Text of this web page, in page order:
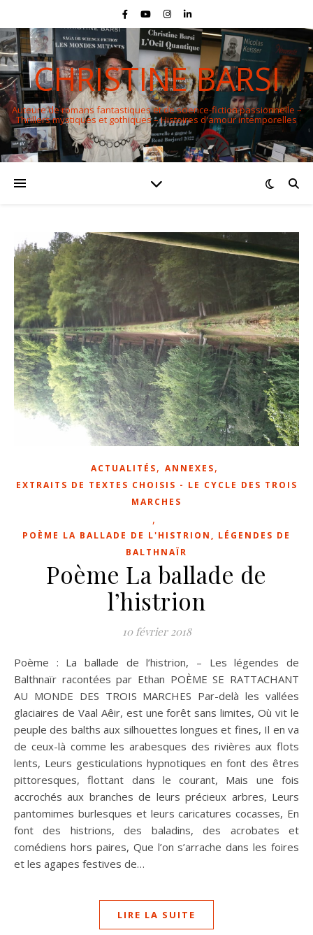
CHRISTINE BARSI
Auteure de romans fantastiques et de science-fiction passionnelle –
Thrillers mystiques et gothiques – Histoires d'amour intemporelles
ACTUALITÉS, ANNEXES,
EXTRAITS DE TEXTES CHOISIS - LE CYCLE DES TROIS
MARCHES
,
POÈME LA BALLADE DE L'HISTRION, LÉGENDES DE
BALTHNAÏR
Poème La ballade de
l’histrion
10 février 2018
Poème : La ballade de l’histrion, – Les légendes de
Balthnaïr racontées par Ethan POÈME SE RATTACHANT
AU MONDE DES TROIS MARCHES Par-delà les vallées
glaciaires de Vaal Aêir, est une forêt sans limites, Où vit le
peuple des balths aux silhouettes longues et fines, Il en va
de ceux-là comme les arabesques des rivières aux flots
lents, Leurs gesticulations hypnotiques en font des êtres
pittoresques, flottant dans le courant, Mais une fois
accrochés aux branches de leurs précieux arbres, Leurs
pantomimes burlesques et leurs caricatures cocasses, En
font des histrions, des baladins, des acrobates et
comédiens hors paires, Que l’on s’arrache dans les foires
et les agapes festives de…
LIRE LA SUITE